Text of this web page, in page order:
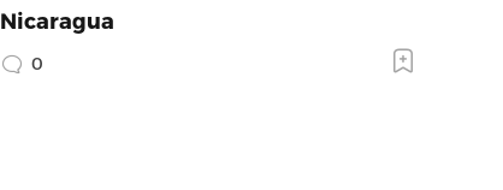
Nicaragua
0